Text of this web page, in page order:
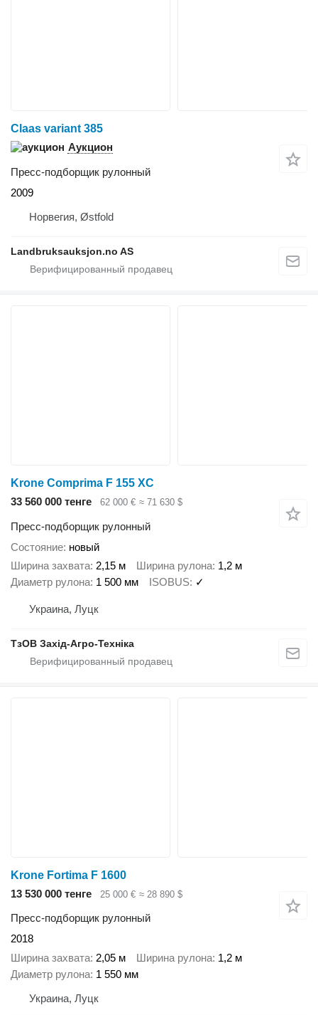
Claas variant 385
Аукцион
Пресс-подборщик рулонный
2009
Норвегия, Østfold
Landbruksauksjon.no AS
Krone Comprima F 155 XC
33 560 000 тенге
62 000 € ≈ 71 630 $
Пресс-подборщик рулонный
Состояние новый
Ширина захвата 2,15 м Ширина рулона 1,2 м
Диаметр рулона 1 500 мм ISOBUS ✓
Украина, Луцк
ТзОВ Захід-Агро-Техніка
Krone Fortima F 1600
13 530 000 тенге
25 000 € ≈ 28 890 $
Пресс-подборщик рулонный
2018
Ширина захвата 2,05 м Ширина рулона 1,2 м
Диаметр рулона 1 550 мм
Украина, Луцк